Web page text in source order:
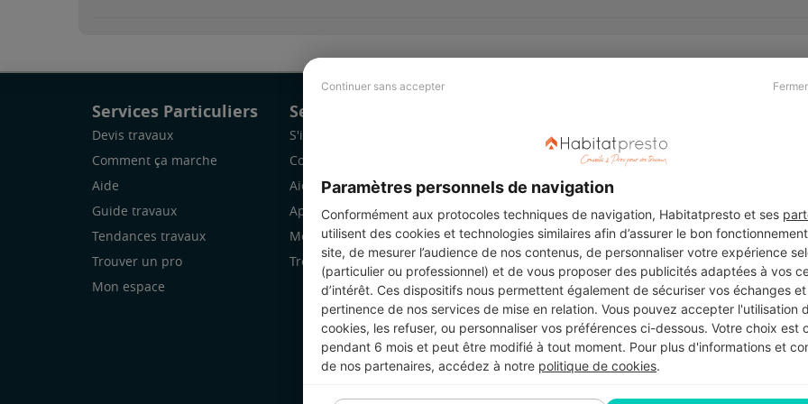
Continuer sans accepter
Paramètres personnels de navigation
Conformément aux protocoles techniques de navigation, Habitatpresto et ses
utilisent des cookies et technologies similaires afin d’assurer le bon
site, de mesurer l’audience de nos contenus, de personnaliser votre expérience
(particulier ou professionnel) et de vous proposer des publicités adaptées à vos
d’intérêt. Ces dispositifs nous permettent également de sécuriser vos échanges
pertinence de nos services de mise en relation. Vous pouvez accepter l'utilisation
cookies, les refuser, ou personnaliser vos préférences ci-dessous. Votre choix est
pendant 6 mois et peut être modifié à tout moment. Pour plus d'informations et
de nos partenaires, accédez à notre politique de cookies.
Services Particuliers
Devis travaux
Comment ça marche
Aide
Guide travaux
Tendances travaux
Trouver un pro
Mon espace
Services Pro
S'inscrire
Comment ça marche
Aide
Application Mobile
Mon espace
Trouver des chantiers
Revue de presse
Légal
Charte cookies
Suivez-nous